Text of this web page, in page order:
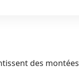
des montées